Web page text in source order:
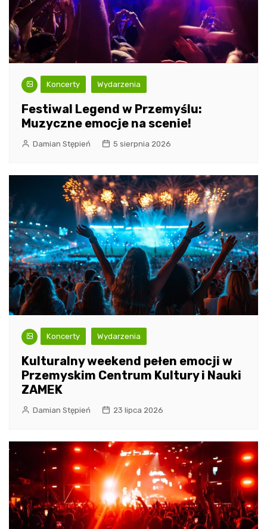
Koncerty Wydarzenia
Festiwal Legend w Przemyślu:
Muzyczne emocje na scenie!
Damian Stępień 5 sierpnia 2026
Koncerty Wydarzenia
Kulturalny weekend pełen emocji w
Przemyskim Centrum Kultury i Nauki
ZAMEK
Damian Stępień 23 lipca 2026